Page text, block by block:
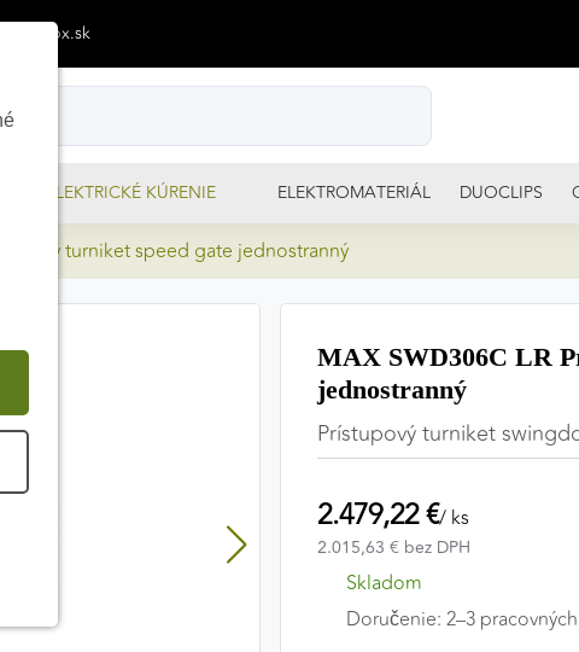
ELEKTRICKÉ KÚRENIE ELEKTROMATERIÁL DUOCLIPS
turniket speed gate jednostranný
MAX SWD306C LR
jednostranný
Prístupový turniket
2.479,22 €/ ks
2.015,63 € bez DPH
Skladom
Doručenie: 2–3